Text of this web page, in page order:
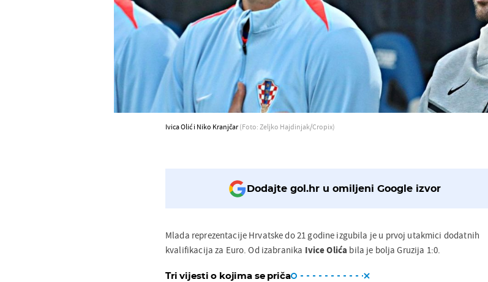
Ivica Olić i Niko Kranjčar(Foto: Zeljko Hajdinjak/Cropix)
Dodajte gol.hr u omiljeni Google izvor
Mlada reprezentacije Hrvatske do 21 godine izgubila je u prvoj utakmici dodatnih
kvalifikacija za Euro. Od izabranika Ivice Olića bila je bolja Gruzija 1:0.
Tri vijesti o kojima se priča